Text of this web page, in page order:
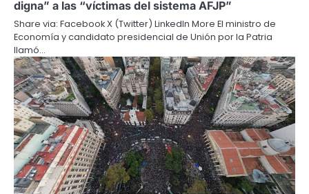
digna” a las “víctimas del sistema AFJP”
Share via: Facebook X (Twitter) LinkedIn More El ministro de
Economía y candidato presidencial de Unión por la Patria
llamó…